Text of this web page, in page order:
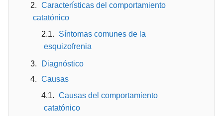
Características del comportamiento
catatónico
Síntomas comunes de la
esquizofrenia
Diagnóstico
Causas
Causas del comportamiento
catatónico